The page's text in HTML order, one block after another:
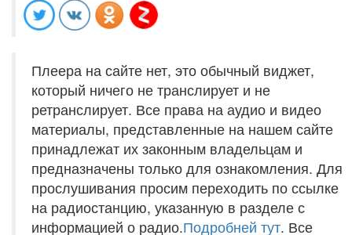
Плеера на сайте нет, это обычный виджет,
который ничего не транслирует и не
ретранслирует. Все права на аудио и видео
материалы, представленные на нашем сайте
принадлежат их законным владельцам и
предназначены только для ознакомления. Для
прослушивания просим переходить по ссылке
на радиостанцию, указанную в разделе с
информацией о радио.Подробней тут. Все